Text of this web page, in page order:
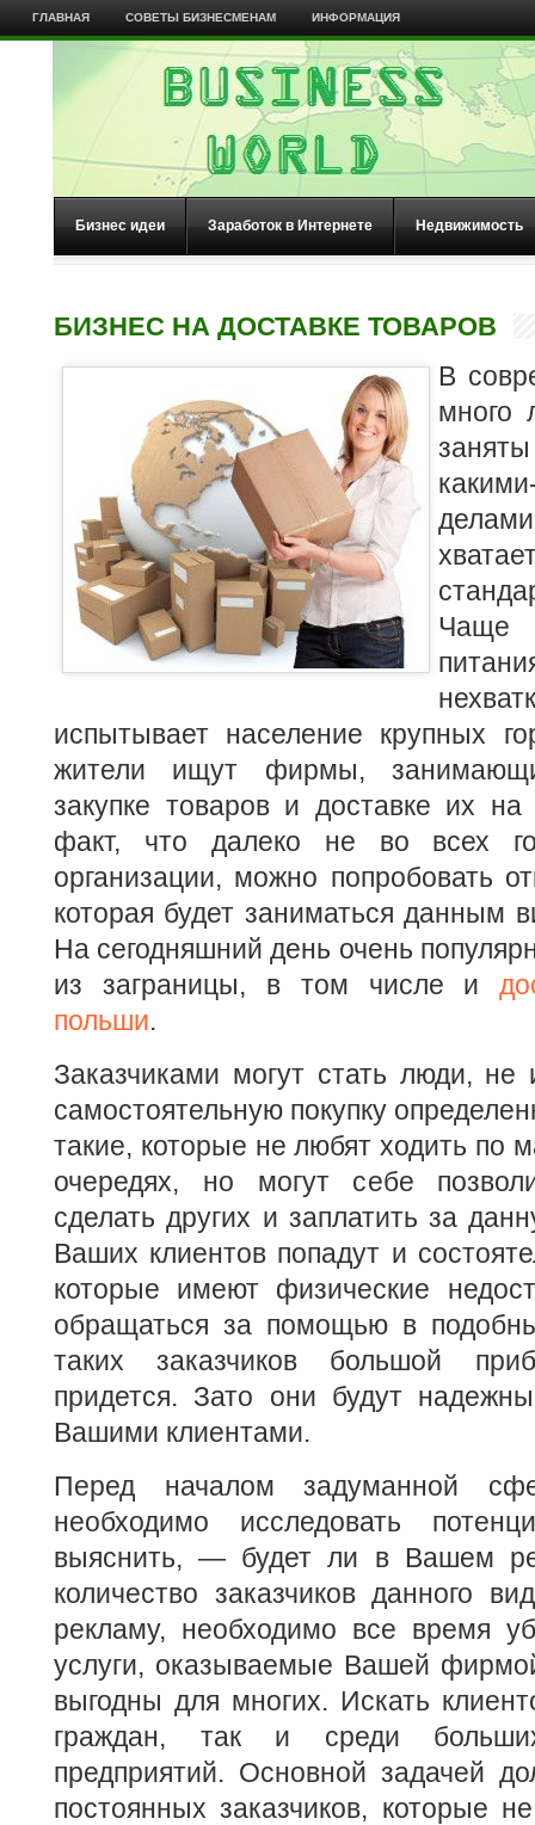
ГЛАВНАЯ СОВЕТЫ БИЗНЕСМЕНАМ ИНФОРМАЦИЯ
Бизнес идеи Заработок в Интернете Недвижимость
БИЗНЕС НА ДОСТАВКЕ ТОВАРОВ
В
много
Чаще
испытывает население крупных
жители ищут фирмы,
закупке товаров и доставке их
факт, что далеко не во всех
организации, можно попробовать
которая будет заниматься данным
На сегодняшний день очень
из заграницы, в том числе и
польши.
Заказчиками могут стать люди,
самостоятельную покупку
такие, которые не любят ходить по
очередях, но могут себе
сделать других и заплатить за
Ваших клиентов попадут и
которые имеют физические
обращаться за помощью в
таких заказчиков большой
придется. Зато они будут
Вашими клиентами.
Перед началом задуманной
необходимо исследовать
выяснить, — будет ли в Вашем
количество заказчиков данного
рекламу, необходимо все время
услуги, оказываемые Вашей
выгодны для многих. Искать
граждан, так и среди
предприятий. Основной задачей
постоянных заказчиков, которые